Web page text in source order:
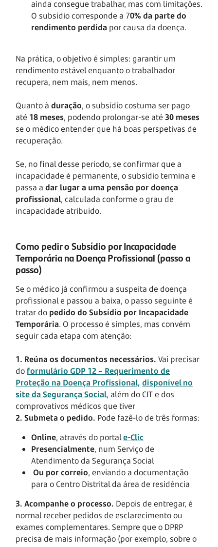
ainda consegue trabalhar, mas com limitações.
O subsídio corresponde a 70% da parte do
rendimento perdida por causa da doença.
Na prática, o objetivo é simples: garantir um
rendimento estável enquanto o trabalhador
recupera, nem mais, nem menos.
Quanto à duração, o subsídio costuma ser pago
até 18 meses, podendo prolongar-se até 30 meses
se o médico entender que há boas perspetivas de
recuperação.
Se, no final desse período, se confirmar que a
incapacidade é permanente, o subsídio termina e
passa a dar lugar a uma pensão por doença
profissional, calculada conforme o grau de
incapacidade atribuído.
Como pedir o Subsídio por Incapacidade
Temporária na Doença Profissional (passo a
passo)
Se o médico já confirmou a suspeita de doença
profissional e passou a baixa, o passo seguinte é
tratar do pedido do Subsídio por Incapacidade
Temporária. O processo é simples, mas convém
seguir cada etapa com atenção:
1. Reúna os documentos necessários. Vai precisar
do formulário GDP 12 – Requerimento de
Proteção na Doença Profissional, disponível no
site da Segurança Social, além do CIT e dos
comprovativos médicos que tiver
2. Submeta o pedido. Pode fazê-lo de três formas:
Online, através do portale-Clic
Presencialmente, num Serviço de
Atendimento da Segurança Social
Ou por correio, enviando a documentação
para o Centro Distrital da área de residência
3. Acompanhe o processo. Depois de entregar, é
normal receber pedidos de esclarecimento ou
exames complementares. Sempre que o DPRP
precisa de mais informação (por exemplo, sobre o